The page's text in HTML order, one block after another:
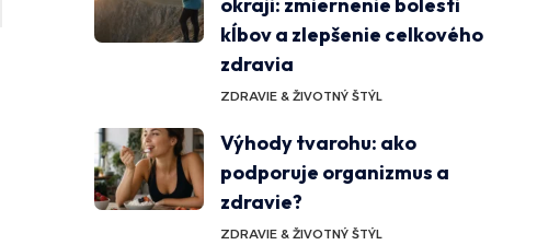
kĺbov a zlepšenie celkového
zdravia
ZDRAVIE & ŽIVOTNÝ ŠTÝL
Výhody tvarohu: ako
podporuje organizmus a
zdravie?
ZDRAVIE & ŽIVOTNÝ ŠTÝL